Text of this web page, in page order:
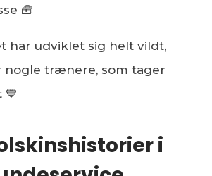
🧰
har udviklet sig helt vildt,
trænere, som tager
💙
i